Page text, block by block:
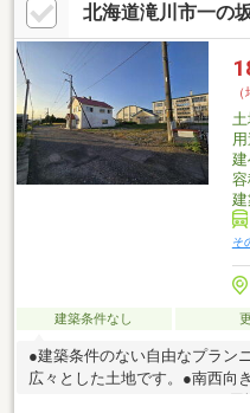
北海道滝川市一の
そ
建築条件なし
●建築条件のない自由なプラン
広々とした土地です。●南西向